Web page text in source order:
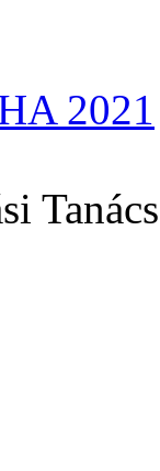
2021
Tanács